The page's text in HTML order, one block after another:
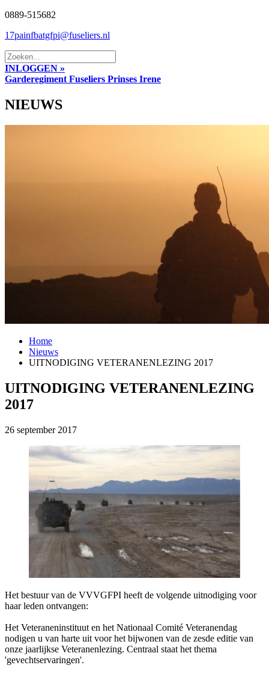
0889-515682
17painfbatgfpi@fuseliers.nl
INLOGGEN »
Garderegiment Fuseliers Prinses Irene
NIEUWS
Home
Nieuws
UITNODIGING VETERANENLEZING 2017
UITNODIGING VETERANENLEZING
2017
26 september 2017
Het bestuur van de VVVGFPI heeft de volgende uitnodiging voor
haar leden ontvangen:
Het Veteraneninstituut en het Nationaal Comité Veteranendag
nodigen u van harte uit voor het bijwonen van de zesde editie van
onze jaarlijkse Veteranenlezing. Centraal staat het thema
'gevechtservaringen'.